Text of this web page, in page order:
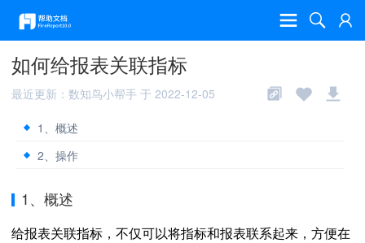
如何给报表关联指标
最近更新：数知鸟小帮手 于 2022-12-05
1、概述
2、操作
1、概述
给报表关联指标，不仅可以将指标和报表联系起来，方便在